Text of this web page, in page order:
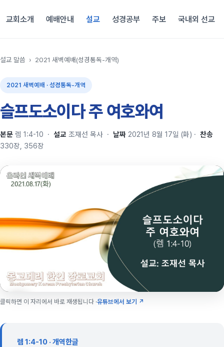
교회소개 예배안내 설교 성경공부 주보 국내외 선교
설교 말씀 › 2021 새벽예배(성경통독-개역)
2021 새벽예배 · 성경통독-개역
슬프도소이다 주 여호와여
본문 렘 1:4-10 · 설교 조재선 목사 · 날짜 2021년 8월 17일 (화) · 찬송
330장, 356장
클릭하면 이 자리에서 바로 재생됩니다 ·유튜브에서 보기 ↗
렘 1:4-10 · 개역한글